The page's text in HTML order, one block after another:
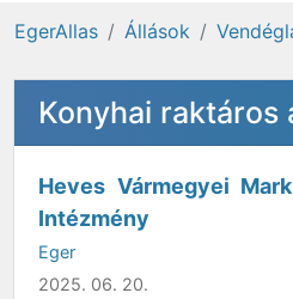
EgerAllas Állások
Konyhai raktáros
Heves Vármegyei
Intézmény
Eger
2025. 06. 20.